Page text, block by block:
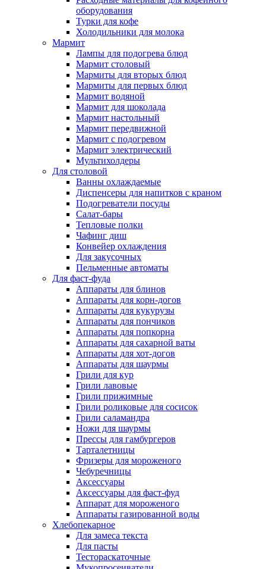
оборудования
Турки для кофе
Холодильники для молока
Мармит
Лампы для подогрева блюд
Мармит столовый
Мармиты для вторых блюд
Мармиты для первых блюд
Мармит водяной
Мармит для шоколада
Мармит настольный
Мармит передвижной
Мармит с подогревом
Мармит электрический
Мультихолдеры
Для столовой
Ванны охлаждаемые
Диспенсеры для напитков с краном
Подогреватели посуды
Салат-бары
Тепловые полки
Чафинг диш
Конвейер охлаждения
Для закусочных
Пельменные автоматы
Для фаст-фуда
Аппараты для блинов
Аппараты для корн-догов
Аппараты для кукурузы
Аппараты для пончиков
Аппараты для попкорна
Аппараты для сахарной ваты
Аппараты для хот-догов
Аппараты для шаурмы
Грили для кур
Грили лавовые
Грили прижимные
Грили роликовые для сосисок
Грили саламандра
Ножи для шаурмы
Прессы для гамбургеров
Тарталетницы
Фризеры для мороженого
Чебуречницы
Аксессуары
Аксессуары для фаст-фуд
Аппарат для мороженого
Аппараты газированной воды
Хлебопекарное
Для замеса текста
Для пасты
Тестораскаточные